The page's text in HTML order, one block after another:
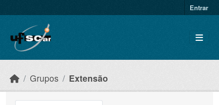
Entrar
Grupos Extensão